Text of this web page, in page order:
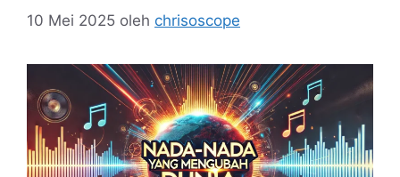
10 Mei 2025 oleh chrisoscope